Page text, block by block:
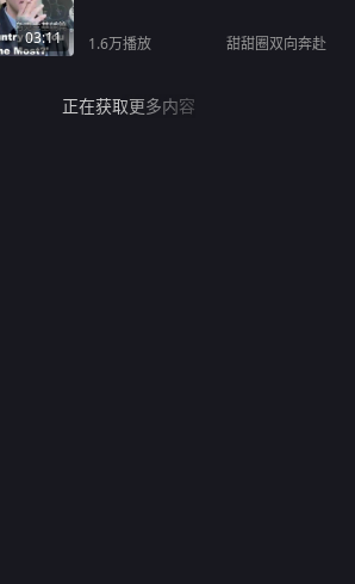
03:11 1.6万播放 甜甜圈双向奔赴
正在获取更多内容